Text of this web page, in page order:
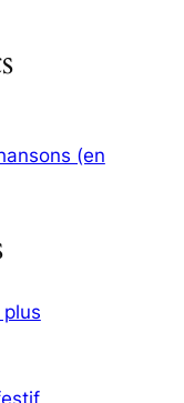
(en
plus